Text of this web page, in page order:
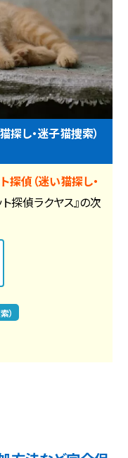
探し・迷子猫捜索）
探偵（迷い猫探し・
探偵ラクヤス』の次
）